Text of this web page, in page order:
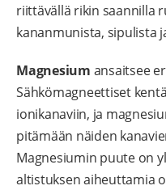
riittävällä rikin saannilla
kananmunista, sipulista
Magnesium ansaitsee
Sähkömagneettiset
ionikanaviin, ja
pitämään näiden
Magnesiumin puute on
altistuksen aiheuttamia